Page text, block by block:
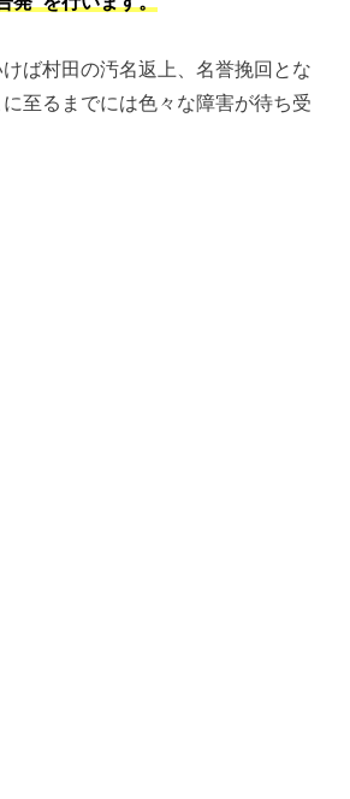
ば村田の汚名返上、名誉挽回とな
至るまでには色々な障害が待ち受